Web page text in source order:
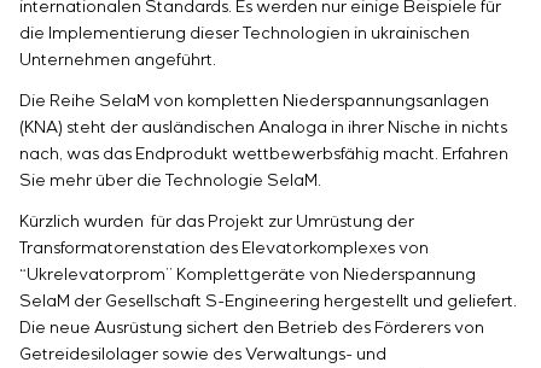
Energieaudit
internationalen Standards. Es werden nur einige Beispiele für
die Implementierung dieser Technologien in ukrainischen
Unternehmen angeführt.
Die Reihe SelaM von kompletten Niederspannungsanlagen
(KNA) steht der ausländischen Analoga in ihrer Nische in nichts
nach, was das Endprodukt wettbewerbsfähig macht. Erfahren
Sie mehr über die Technologie SelaM.
Kürzlich wurden für das Projekt zur Umrüstung der
Transformatorenstation des Elevatorkomplexes von
“Ukrelevatorprom” Komplettgeräte von Niederspannung
SelaM der Gesellschaft S-Engineering hergestellt und geliefert.
Die neue Ausrüstung sichert den Betrieb des Förderers von
Getreidesilolager sowie des Verwaltungs- und